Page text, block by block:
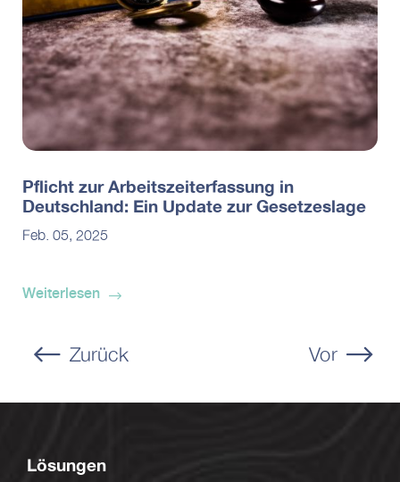
Pflicht zur Arbeitszeiterfassung in
Deutschland: Ein Update zur Gesetzeslage
Feb. 05, 2025
Weiterlesen
Zurück Vor
Lösungen